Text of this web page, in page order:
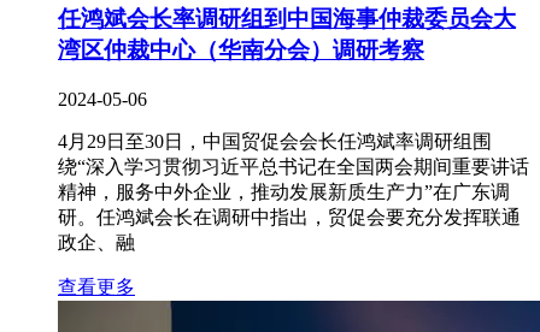
任鸿斌会长率调研组到中国海事仲裁委员会大
湾区仲裁中心（华南分会）调研考察
2024-05-06
4月29日至30日，中国贸促会会长任鸿斌率调研组围
绕“深入学习贯彻习近平总书记在全国两会期间重要讲话
精神，服务中外企业，推动发展新质生产力”在广东调
研。任鸿斌会长在调研中指出，贸促会要充分发挥联通
政企、融
查看更多